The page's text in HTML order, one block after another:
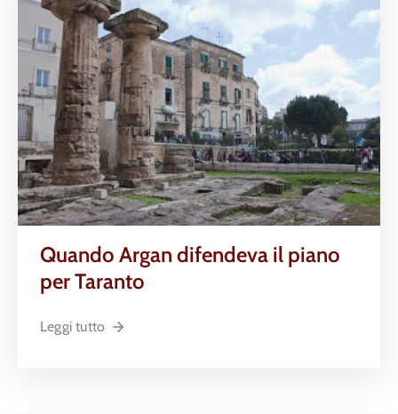
Quando Argan difendeva il piano
per Taranto
Leggi tutto